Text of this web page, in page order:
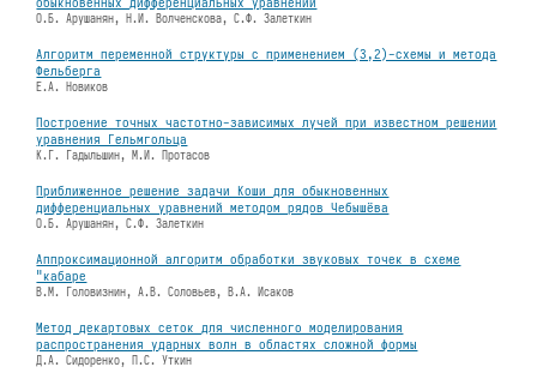
О.Б. Арушанян, Н.И. Волченскова, С.Ф. Залеткин
Алгоритм переменной структуры с применением (3,2)-схемы и метода
Фельберга
Е.А. Новиков
Построение точных частотно-зависимых лучей при известном решении
уравнения Гельмгольца
К.Г. Гадыльшин, М.И. Протасов
Приближенное решение задачи Коши для обыкновенных
дифференциальных уравнений методом рядов Чебышёва
О.Б. Арушанян, С.Ф. Залеткин
Аппроксимационной алгоритм обработки звуковых точек в схеме
"кабаре
В.М. Головизнин, А.В. Соловьев, В.А. Исаков
Метод декартовых сеток для численного моделирования
распространения ударных волн в областях сложной формы
Д.А. Сидоренко, П.С. Уткин